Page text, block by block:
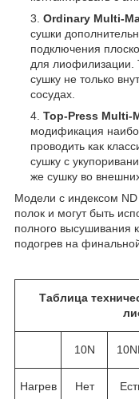
Ordinary Multi-
сушки
подключения
для лиофилизации.
сушку не только
сосудах.
Top-Press Multi-
модификация
проводить как
сушку с
же сушку во
Модели с индексом
полок и могут быть
полного высушивания
подогрев на
Таблица
10N
Нагрев
Нет